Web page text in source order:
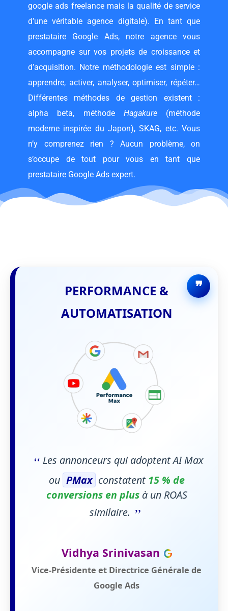
google ads freelancemais la qualité de service
d’une véritable agence digitale). En tant que
prestataire Google Ads, notre agence vous
accompagne sur vos projets de croissance et
d’acquisition. Notre méthodologie est simple :
apprendre, activer, analyser, optimiser, répéter…
Différentes méthodes de gestion existent :
alpha beta, méthode Hagakure(méthode
moderne inspirée du Japon), SKAG, etc. Vous
n’y comprenez rien ? Aucun problème, on
s’occupe de tout pour vous en tant que
prestataire Google Ads expert.
PERFORMANCE &
AUTOMATISATION
“ Les annonceurs qui adoptent AI Max
ou PMax constatent 15 % de
conversions en plusà un ROAS
similaire. ”
Vidhya Srinivasan
Vice-Présidente et Directrice Générale de
Google Ads